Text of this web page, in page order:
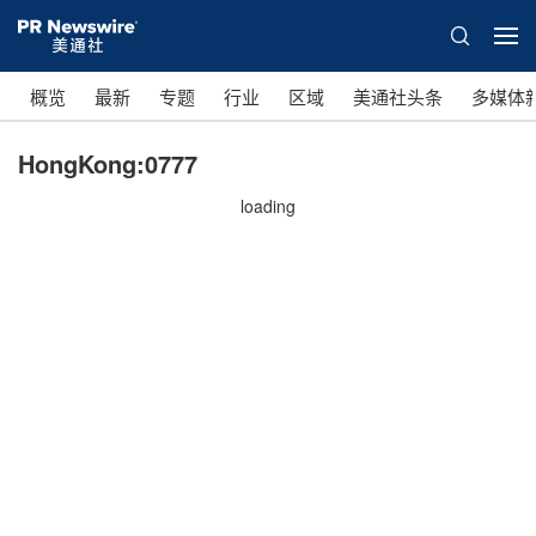
概览 最新 专题 行业 区域 美通社头条 多媒体
HongKong:0777
loading